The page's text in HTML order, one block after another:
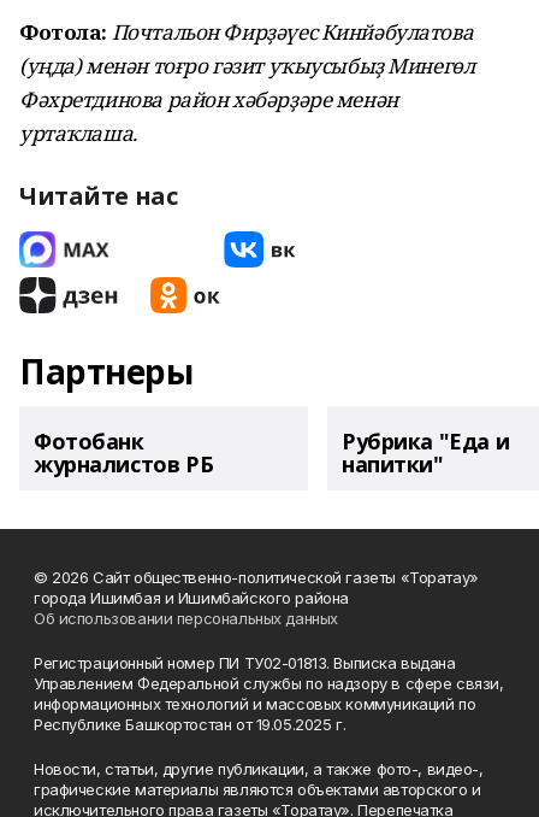
Фотола: Почтальон Фирҙәүес Кинйәбулатова
(уңда) менән тоғро гәзит уҡыусыбыҙ Минегөл
Фәхретдинова район хәбәрҙәре менән
уртаҡлаша.
Читайте нас
Партнеры
Фотобанк
журналистов РБ
Рубрика "Еда и
напитки"
© 2026 Сайт общественно-политической газеты «Торатау»
города Ишимбая и Ишимбайского района
Об использовании персональных данных
Регистрационный номер ПИ ТУ02-01813. Выписка выдана
Управлением Федеральной службы по надзору в сфере связи,
информационных технологий и массовых коммуникаций по
Республике Башкортостан от 19.05.2025 г.
Новости, статьи, другие публикации, а также фото-, видео-,
графические материалы являются объектами авторского и
исключительного права газеты «Торатау». Перепечатка